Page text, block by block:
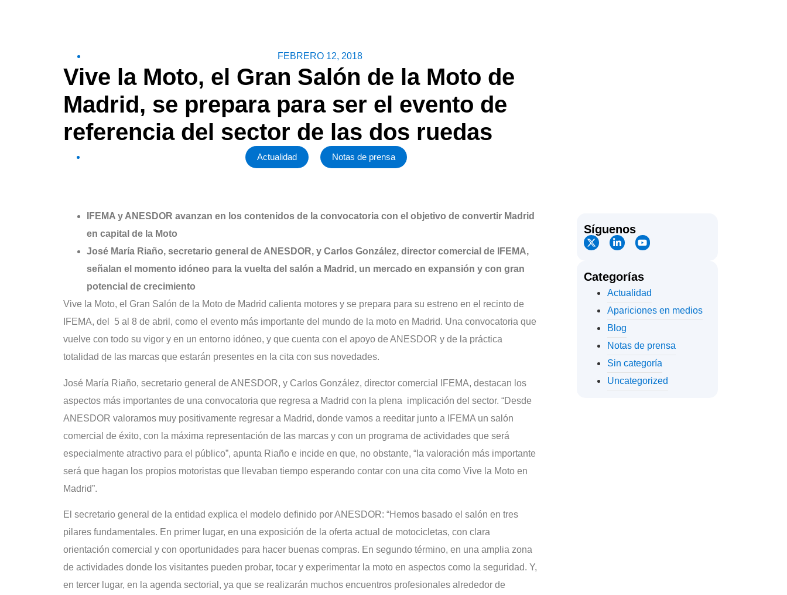
FEBRERO 12, 2018
Vive la Moto, el Gran Salón de la Moto de
Madrid, se prepara para ser el evento de
referencia del sector de las dos ruedas
Actualidad Notas de prensa
IFEMA y ANESDOR avanzan en los contenidos de la convocatoria con el objetivo de convertir Madrid
en capital de la Moto
José María Riaño, secretario general de ANESDOR, y Carlos González, director comercial de IFEMA,
señalan el momento idóneo para la vuelta del salón a Madrid, un mercado en expansión y con gran
potencial de crecimiento
Vive la Moto, el Gran Salón de la Moto de Madrid calienta motores y se prepara para su estreno en el recinto de
IFEMA, del 5 al 8 de abril, como el evento más importante del mundo de la moto en Madrid. Una convocatoria que
vuelve con todo su vigor y en un entorno idóneo, y que cuenta con el apoyo de ANESDOR y de la práctica
totalidad de las marcas que estarán presentes en la cita con sus novedades.
José María Riaño, secretario general de ANESDOR, y Carlos González, director comercial IFEMA, destacan los
aspectos más importantes de una convocatoria que regresa a Madrid con la plena implicación del sector. “Desde
ANESDOR valoramos muy positivamente regresar a Madrid, donde vamos a reeditar junto a IFEMA un salón
comercial de éxito, con la máxima representación de las marcas y con un programa de actividades que será
especialmente atractivo para el público”, apunta Riaño e incide en que, no obstante, “la valoración más importante
será que hagan los propios motoristas que llevaban tiempo esperando contar con una cita como Vive la Moto en
Madrid”.
El secretario general de la entidad explica el modelo definido por ANESDOR: “Hemos basado el salón en tres
pilares fundamentales. En primer lugar, en una exposición de la oferta actual de motocicletas, con clara
orientación comercial y con oportunidades para hacer buenas compras. En segundo término, en una amplia zona
de actividades donde los visitantes pueden probar, tocar y experimentar la moto en aspectos como la seguridad. Y,
en tercer lugar, en la agenda sectorial, ya que se realizarán muchos encuentros profesionales alrededor de
Síguenos
Categorías
Actualidad
Apariciones en medios
Blog
Notas de prensa
Sin categoría
Uncategorized